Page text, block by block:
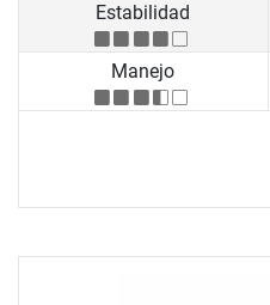
Estabilidad
Manejo